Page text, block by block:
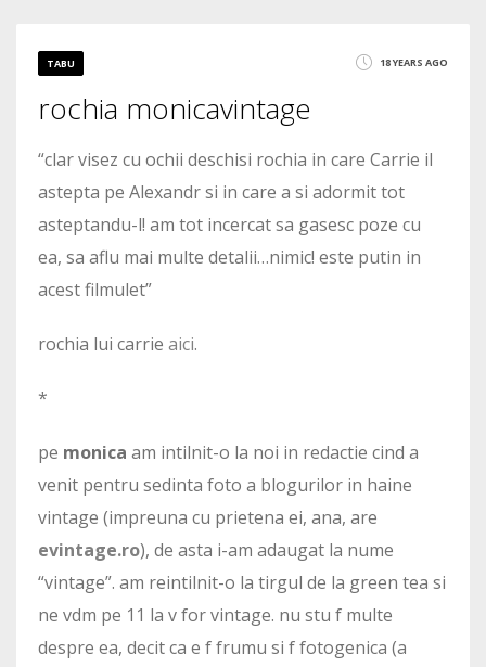
TABU 18 YEARS AGO
rochia monicavintage
“clar visez cu ochii deschisi rochia in care Carrie il
astepta pe Alexandr si in care a si adormit tot
asteptandu-l! am tot incercat sa gasesc poze cu
ea, sa aflu mai multe detalii…nimic! este putin in
acest filmulet”
rochia lui carrie aici.
*
pe monica am intilnit-o la noi in redactie cind a
venit pentru sedinta foto a blogurilor in haine
vintage (impreuna cu prietena ei, ana, are
evintage.ro), de asta i-am adaugat la nume
“vintage”. am reintilnit-o la tirgul de la green tea si
ne vdm pe 11 la v for vintage. nu stu f multe
despre ea, decit ca e f frumu si f fotogenica (a